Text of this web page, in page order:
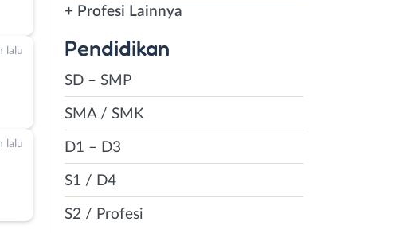
lalu
lalu
+ Profesi Lainnya
Pendidikan
SD – SMP
SMA / SMK
D1 – D3
S1 / D4
S2 / Profesi